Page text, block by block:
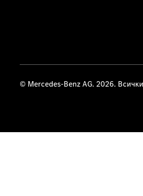
© Mercedes-Benz AG. 2026.